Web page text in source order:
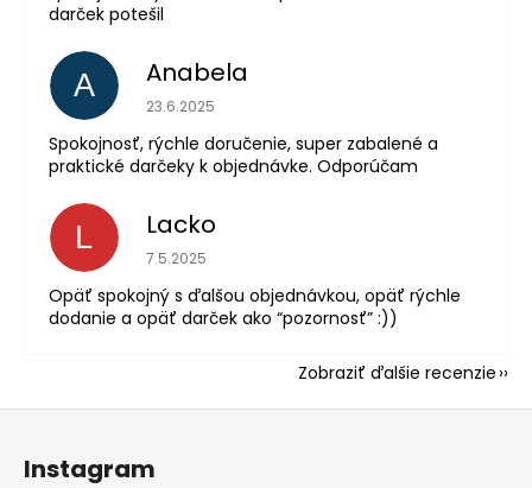
darček potešil
A Anabela
Hodnotenie obchodu je 5 z 5 hviezdičiek.
23.6.2025
Spokojnosť, rýchle doručenie, super zabalené a
praktické darčeky k objednávke. Odporúčam
L Lacko
Hodnotenie obchodu je 5 z 5 hviezdičiek.
7.5.2025
Opäť spokojný s ďalšou objednávkou, opäť rýchle
dodanie a opäť darček ako “pozornosť” :))
Zobraziť ďalšie recenzie
Instagram